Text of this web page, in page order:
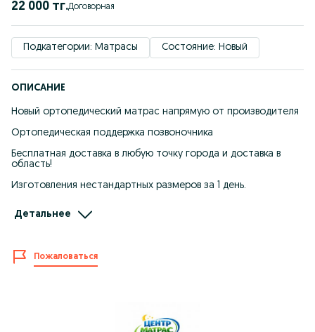
22 000 тг. Договорная
Подкатегории: Матрасы Состояние: Новый
ОПИСАНИЕ
Новый ортопедический матрас напрямую от производителя
Ортопедическая поддержка позвоночника
Бесплатная доставка в любую точку города и доставка в
область!
Изготовления нестандартных размеров за 1 день.
размеры
Эконом матрас
80 - 190 =22000
160 - 200 = 35000
Детальнее
Пожаловаться